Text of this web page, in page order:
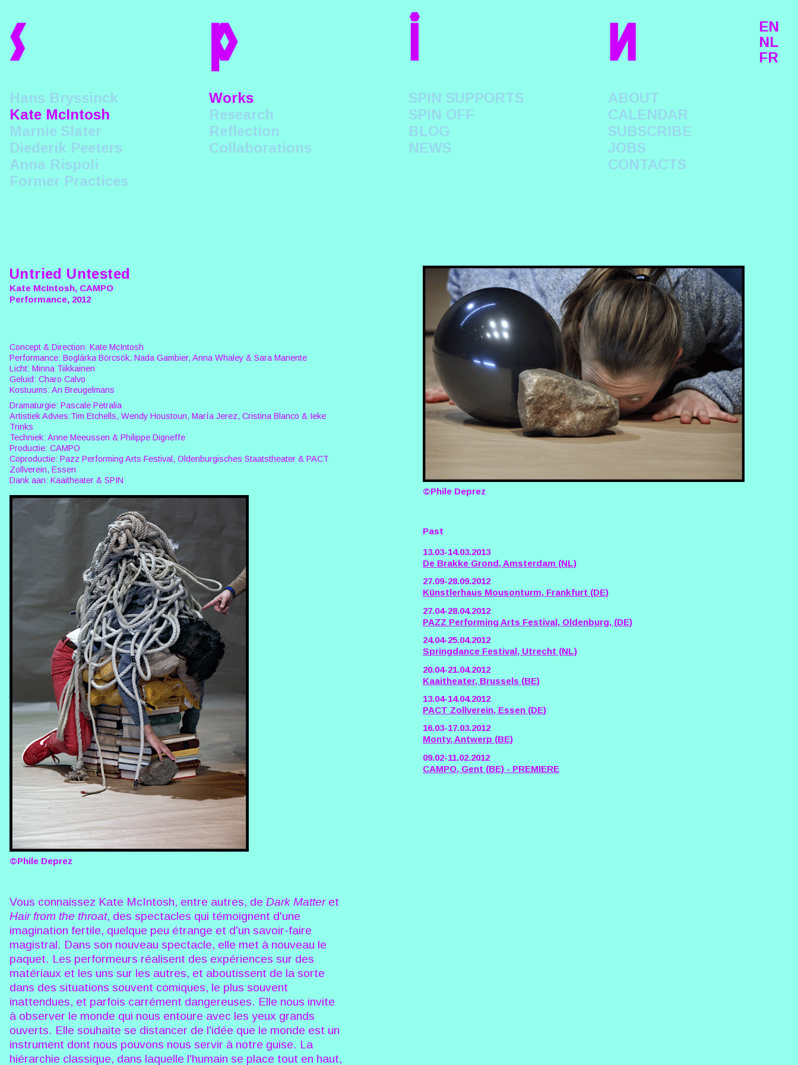
s p i n
Hans Bryssinck
Kate McIntosh
Marnie Slater
Diederik Peeters
Anna Rispoli
Former Practices
Works
Research
Reflection
Collaborations
SPIN SUPPORTS
SPIN OFF
BLOG
NEWS
ABOUT
CALENDAR
SUBSCRIBE
JOBS
CONTACTS
EN
NL
FR
Untried Untested
Kate McIntosh, CAMPO
Performance, 2012
Concept & Direction: Kate McIntosh
Performance: Boglárka Börcsök, Nada Gambier, Anna Whaley & Sara Manente
Licht: Minna Tiikkainen
Geluid: Charo Calvo
Kostuums: An Breugelmans
Dramaturgie: Pascale Petralia
Artistiek Advies:Tim Etchells, Wendy Houstoun, María Jerez, Cristina Blanco & Ieke
Trinks
Techniek: Anne Meeussen & Philippe Digneffe
Productie: CAMPO
Coproductie: Pazz Performing Arts Festival, Oldenburgisches Staatstheater & PACT
Zollverein, Essen
Dank aan: Kaaitheater & SPIN
©Phile Deprez
Vous connaissez Kate McIntosh, entre autres, de Dark Matteret
Hair from the throat, des spectacles qui témoignent d'une
imagination fertile, quelque peu étrange et d'un savoir-faire
magistral. Dans son nouveau spectacle, elle met à nouveau le
paquet. Les performeurs réalisent des expériences sur des
matériaux et les uns sur les autres, et aboutissent de la sorte
dans des situations souvent comiques, le plus souvent
inattendues, et parfois carrément dangereuses. Elle nous invite
à observer le monde qui nous entoure avec les yeux grands
ouverts. Elle souhaite se distancer de l'idée que le monde est un
instrument dont nous pouvons nous servir à notre guise. La
hiérarchie classique, dans laquelle l'humain se place tout en haut,
©Phile Deprez
Past
13.03-14.03.2013
De Brakke Grond, Amsterdam (NL)
27.09-28.09.2012
Künstlerhaus Mousonturm, Frankfurt (DE)
27.04-28.04.2012
PAZZ Performing Arts Festival, Oldenburg, (DE)
24.04-25.04.2012
Springdance Festival, Utrecht (NL)
20.04-21.04.2012
Kaaitheater, Brussels (BE)
13.04-14.04.2012
PACT Zollverein, Essen (DE)
16.03-17.03.2012
Monty, Antwerp (BE)
09.02-11.02.2012
CAMPO, Gent (BE) - PREMIERE